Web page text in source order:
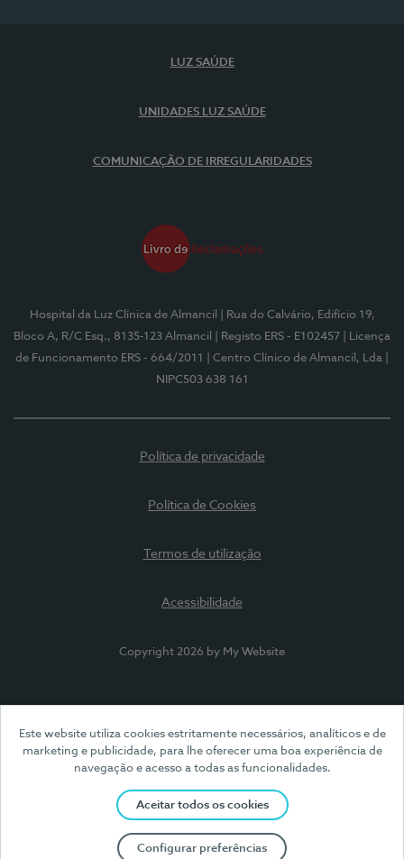
Este website utiliza cookies estritamente necessários, analíticos e de
marketing e publicidade, para lhe oferecer uma boa experiência de
navegação e acesso a todas as funcionalidades.
Aceitar todos os cookies
Configurar preferências
LUZ SAÚDE
UNIDADES LUZ SAÚDE
COMUNICAÇÃO DE IRREGULARIDADES
Hospital da Luz Clínica de Almancil
| Rua do Calvário, Edifício 19,
Bloco A, R/C Esq., 8135-123 Almancil
| Registo ERS - E102457
| Licença
de Funcionamento ERS - 664/2011
| Centro Clínico de Almancil, Lda
NIPC503 638 161
Política de privacidade
Política de Cookies
Termos de utilização
Acessibilidade
Copyright 2026 by My Website